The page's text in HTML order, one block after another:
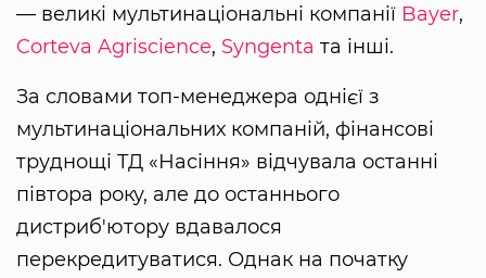
— великі мультинаціональні компанії Bayer,
Corteva Agriscience, Syngenta та інші.
За словами топ-менеджера однієї з
мультинаціональних компаній, фінансові
труднощі ТД «Насіння» відчувала останні
півтора року, але до останнього
дистриб'ютору вдавалося
перекредитуватися. Однак на початку